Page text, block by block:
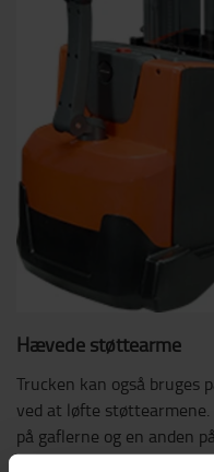
Hævede støttearme
Trucken kan også bruges
ved at løfte
på gaflerne og en anden